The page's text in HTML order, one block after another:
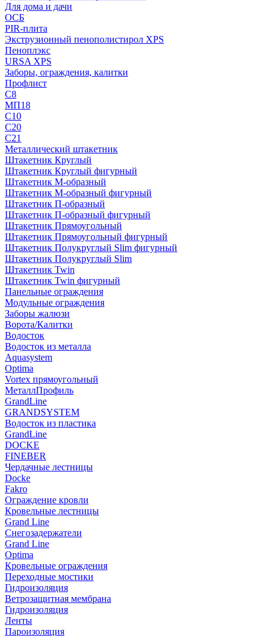
Для дома и дачи
ОСБ
PIR-плита
Экструзионный пенополистирол XPS
Пеноплэкс
URSA XPS
Заборы, ограждения, калитки
Профлист
С8
МП18
С10
С20
С21
Металлический штакетник
Штакетник Круглый
Штакетник Круглый фигурный
Штакетник М-образный
Штакетник М-образный фигурный
Штакетник П-образный
Штакетник П-образный фигурный
Штакетник Прямоугольный
Штакетник Прямоугольный фигурный
Штакетник Полукруглый Slim фигурный
Штакетник Полукруглый Slim
Штакетник Twin
Штакетник Twin фигурный
Панельные ограждения
Модульные ограждения
Заборы жалюзи
Ворота/Калитки
Водосток
Водосток из металла
Aquasystem
Optima
Vortex прямоугольный
МеталлПрофиль
GrandLine
GRANDSYSTEM
Водосток из пластика
GrandLine
DOCKE
FINEBER
Чердачные лестницы
Docke
Fakro
Ограждение кровли
Кровельные лестницы
Grand Line
Снегозадержатели
Grand Line
Optima
Кровельные ограждения
Переходные мостики
Гидроизоляция
Ветрозащитная мембрана
Гидроизоляция
Ленты
Пароизоляция